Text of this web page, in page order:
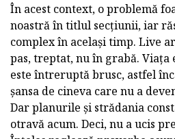
În acest context, o problemă
noastră în titlul secțiunii, iar
complex în același timp. Live
pas, treptat, nu în grabă. Viața
este întreruptă brusc, astfel
șansa de cineva care nu a
Dar planurile și strădania
otravă acum. Deci, nu a ucis